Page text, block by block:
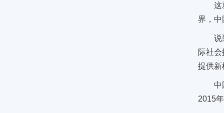
这
界，中
说
际社
提供新
中
2015